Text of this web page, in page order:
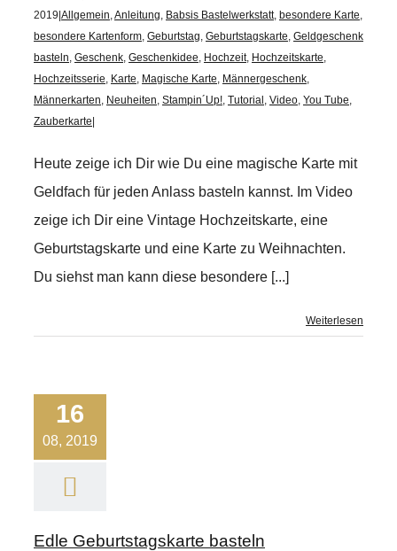
2019 Allgemein,Anleitung, Babsis Bastelwerkstatt, besondere Karte,
besondere Kartenform, Geburtstag, Geburtstagskarte, Geldgeschenk
basteln, Geschenk, Geschenkidee, Hochzeit, Hochzeitskarte,
Hochzeitsserie, Karte, Magische Karte, Männergeschenk,
Männerkarten, Neuheiten, Stampin´Up!, Tutorial , Video, You Tube,
Zauberkarte
Heute zeige ich Dir wie Du eine magische Karte mit
Geldfach für jeden Anlass basteln kannst. Im Video
zeige ich Dir eine Vintage Hochzeitskarte, eine
Geburtstagskarte und eine Karte zu Weihnachten.
Du siehst man kann diese besondere [...]
Weiterlesen
16
08, 2019
Edle Geburtstagskarte basteln